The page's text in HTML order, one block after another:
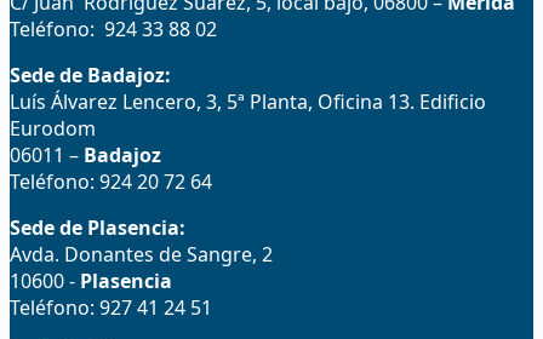
Teléfono: 924 33 88 02
Sede de Badajoz:
Luís Álvarez Lencero, 3, 5ª Planta, Oficina 13. Edificio
Eurodom
06011 – Badajoz
Teléfono: 924 20 72 64
Sede de Plasencia:
Avda. Donantes de Sangre, 2
10600 - Plasencia
Teléfono: 927 41 24 51